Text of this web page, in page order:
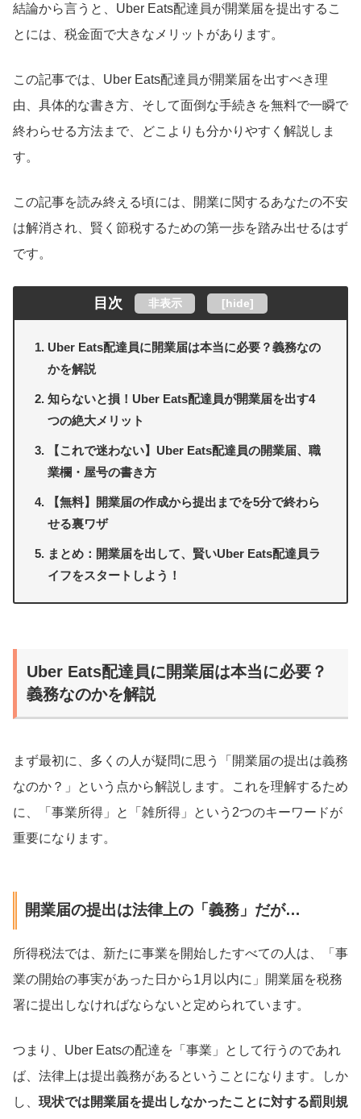
結論から言うと、Uber Eats配達員が開業届を提出するこ
とには、税金面で大きなメリットがあります。
この記事では、Uber Eats配達員が開業届を出すべき理
由、具体的な書き方、そして面倒な手続きを無料で一瞬で
終わらせる方法まで、どこよりも分かりやすく解説しま
す。
この記事を読み終える頃には、開業に関するあなたの不安
は解消され、賢く節税するための第一歩を踏み出せるはず
です。
目次 非表示 [hide]
Uber Eats配達員に開業届は本当に必要？義務なの
かを解説
知らないと損！Uber Eats配達員が開業届を出す4
つの絶大メリット
【これで迷わない】Uber Eats配達員の開業届、職
業欄・屋号の書き方
【無料】開業届の作成から提出までを5分で終わら
せる裏ワザ
まとめ：開業届を出して、賢いUber Eats配達員ラ
イフをスタートしよう！
Uber Eats配達員に開業届は本当に必要？
義務なのかを解説
まず最初に、多くの人が疑問に思う「開業届の提出は義務
なのか？」という点から解説します。これを理解するため
に、「事業所得」と「雑所得」という2つのキーワードが
重要になります。
開業届の提出は法律上の「義務」だが…
所得税法では、新たに事業を開始したすべての人は、「事
業の開始の事実があった日から1月以内に」開業届を税務
署に提出しなければならないと定められています。
つまり、Uber Eatsの配達を「事業」として行うのであれ
ば、法律上は提出義務があるということになります。しか
し、 現状では開業届を提出しなかったことに対する罰則規